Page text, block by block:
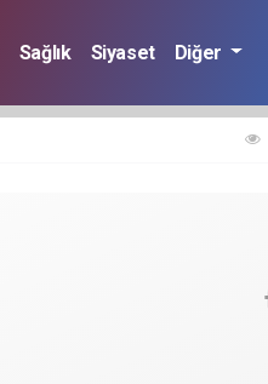
Sağlık Siyaset Diğer